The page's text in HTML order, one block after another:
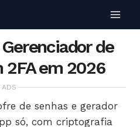
de
2FA em 2026
ADS
de senhas e gerador
só, com criptografia